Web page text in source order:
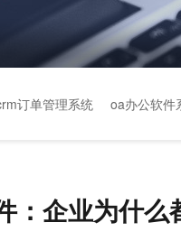
订单管理系统 oa办公软件
：企业为什么